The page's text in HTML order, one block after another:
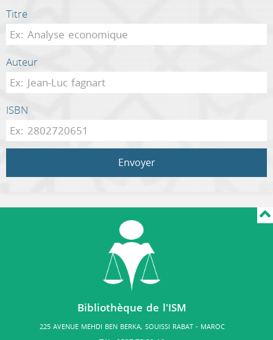
Titre
Auteur
ISBN
Envoyer
Bibliothèque de l'ISM
225 AVENUE MEHDI BEN BERKA, SOUISSI RABAT - MAROC